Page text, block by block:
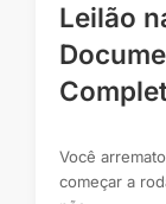
Leilão
Você
começar a